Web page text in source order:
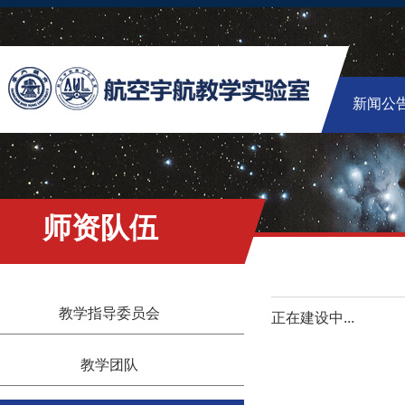
新闻公
师资队伍
教学指导委员会
教学团队
正在建设中...